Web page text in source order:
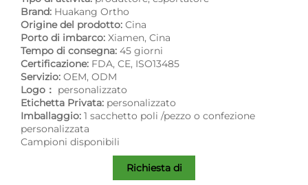
Brand: Huakang Ortho
Origine del prodotto: Cina
Porto di imbarco: Xiamen, Cina
Tempo di consegna: 45 giorni
Certificazione: FDA, CE, ISO13485
Servizio: OEM, ODM
Logo： personalizzato
Etichetta Privata: personalizzato
Imballaggio: 1 sacchetto poli /pezzo o confezione
personalizzata
Campioni disponibili
Richiesta di